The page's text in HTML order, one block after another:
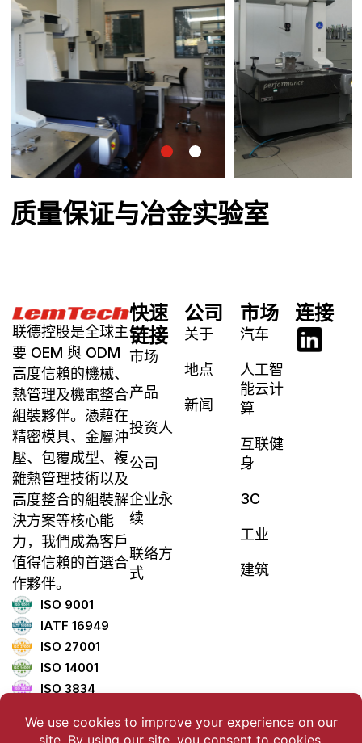
质量保证与冶金实验室
联德控股是全球主
要 OEM 與 ODM
高度信賴的機械、
熱管理及機電整合
組裝夥伴。憑藉在
精密模具、金屬沖
壓、包覆成型、複
雜熱管理技術以及
高度整合的組裝解
決方案等核心能
力，我們成為客戶
值得信賴的首選合
作夥伴。
ISO 9001
IATF 16949
ISO 27001
ISO 14001
ISO 3834
ISO 5001
快速
链接
市场
产品
投资人
公司
企业永
续
联络方
式
公司
关于
地点
新闻
市场
汽车
人工智
能云计
算
互联健
身
3C
工业
建筑
连接